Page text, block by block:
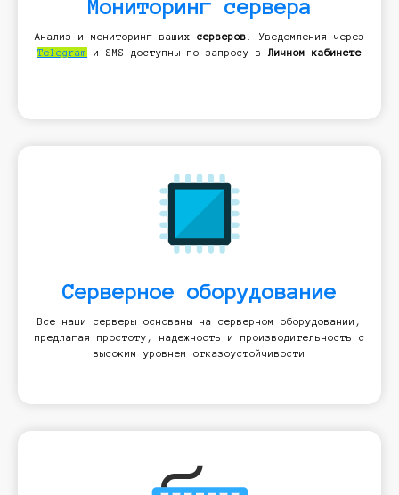
Мониторинг сервера
Анализ и мониторинг ваших серверов . Уведомления через
Telegram
и SMS доступны по запросу в Личном кабинете
Серверное оборудование
Все наши серверы основаны на серверном оборудовании,
предлагая простоту, надежность и производительность с
высоким уровнем отказоустойчивости